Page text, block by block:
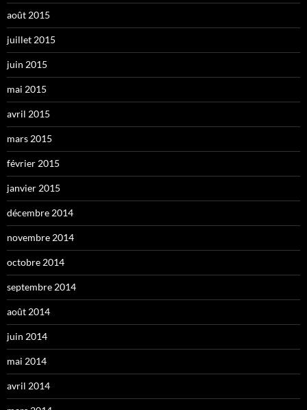
août 2015
juillet 2015
juin 2015
mai 2015
avril 2015
mars 2015
février 2015
janvier 2015
décembre 2014
novembre 2014
octobre 2014
septembre 2014
août 2014
juin 2014
mai 2014
avril 2014